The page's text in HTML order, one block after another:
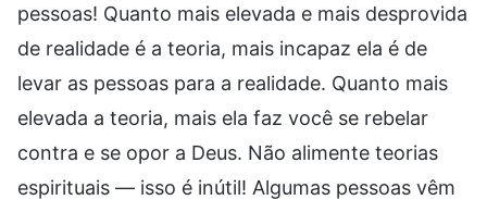
pessoas! Quanto mais elevada e mais desprovida
de realidade é a teoria, mais incapaz ela é de
levar as pessoas para a realidade. Quanto mais
elevada a teoria, mais ela faz você se rebelar
contra e se opor a Deus. Não alimente teorias
espirituais — isso é inútil! Algumas pessoas vêm